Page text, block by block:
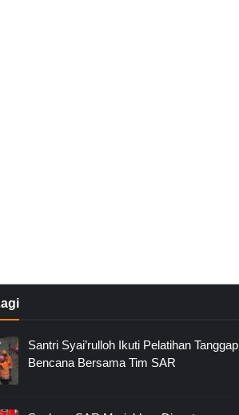
Santri Syai’rulloh Ikuti Pelatihan Tanggap
Bencana Bersama Tim SAR